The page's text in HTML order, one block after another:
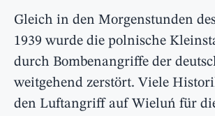
Gleich in den Morgenstunden
1939 wurde die polnische
durch Bombenangriffe der
weitgehend zerstört. Viele
den Luftangriff auf Wieluń für